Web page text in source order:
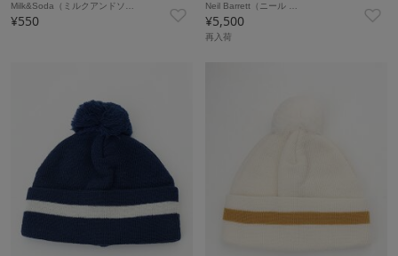
Milk&Soda（ミルクアンドソ…
¥550
Neil Barrett（ニール …
¥5,500
再入荷